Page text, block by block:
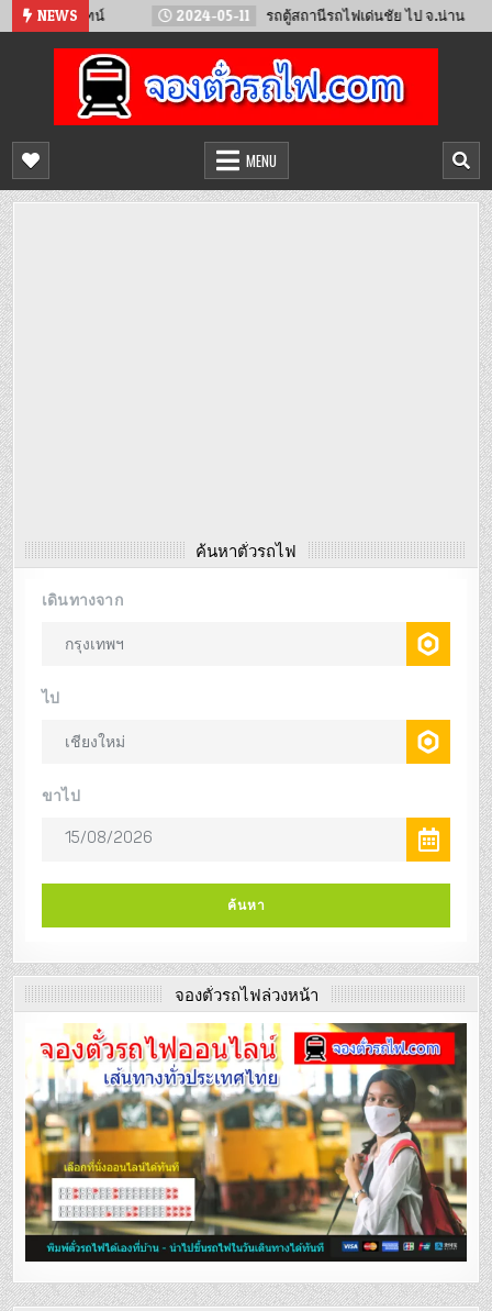
Skip NEWS
ยงจันทน์ 2024-05-11 รถตู้สถานีรถไฟเด่นชัย ไป จ.น่าน
จองตั๋วรถไฟออนไลน์
จำหน่ายตั๋วรถไฟล่วงหน้า จองได้ 24 ชั่วโมง
MENU
ค้นหาตั๋วรถไฟ
จองตั๋วรถไฟล่วงหน้า